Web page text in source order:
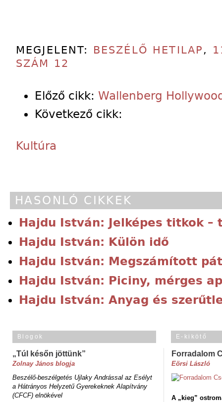
MEGJELENT: BESZÉLŐ HETILAP ,
SZÁM 12
Előző cikk: Wallenberg
Következő cikk:
Kultúra
HASONLÓ CIKKEK
Hajdu István: Jelképes titkok –
Hajdu István: Külön idő
Hajdu István: Megszámított
Hajdu István: Piciny, mérges
Hajdu István: Anyag és
Blogok
„Túl későn jöttünk”
Zolnay János blogja
Beszélő-beszélgetés Ujlaky Andrással az Esélyt
a Hátrányos Helyzetű Gyerekeknek Alapítvány
(CFCF) elnökével
E-kikötő
Forradalom
Eörsi László
A „kieg”